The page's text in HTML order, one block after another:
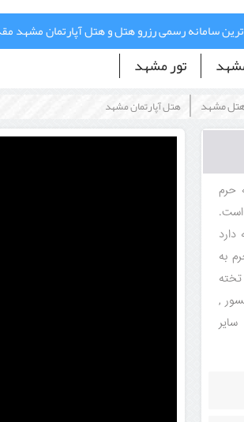
سامانه رسمی رزرو هتل و هتل آپارتمان مشهد
تور مشهد
مشهد هتل آپارتمان مشهد
حرم
فاصله دارد
به
نفر , لابی , آسانسور ,
و سایر